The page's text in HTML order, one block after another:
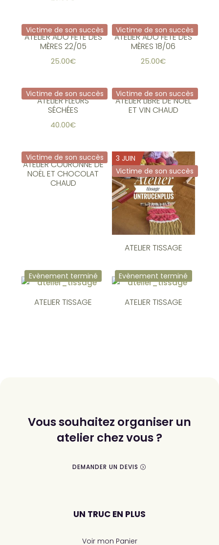
Victime de son succès
ATELIER ADO FÊTE DES
MÈRES 22/05
25.00€
Victime de son succès
ATELIER ADO FÊTE DES
MÈRES 18/06
25.00€
Victime de son succès
ATELIER FLEURS
SÉCHÉES
40.00€
Victime de son succès
ATELIER LIBRE DE NOËL
ET VIN CHAUD
Victime de son succès
ATELIER COURONNE DE
NOËL ET CHOCOLAT
CHAUD
3 JUIN
Victime de son succès
ATELIER TISSAGE
Evènement terminé
ATELIER TISSAGE
Evènement terminé
ATELIER TISSAGE
Vous souhaitez organiser un
atelier chez vous ?
DEMANDER UN DEVIS
UN TRUC EN PLUS
Voir mon Panier